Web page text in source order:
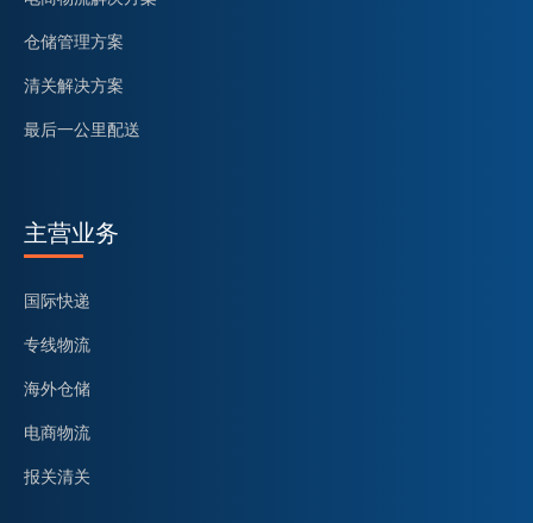
仓储管理方案
清关解决方案
最后一公里配送
主营业务
国际快递
专线物流
海外仓储
电商物流
报关清关